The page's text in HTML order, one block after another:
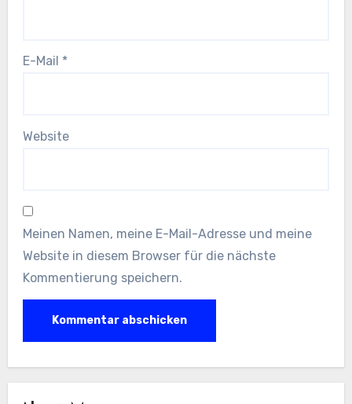
E-Mail *
Website
Meinen Namen, meine E-Mail-Adresse und meine
Website in diesem Browser für die nächste
Kommentierung speichern.